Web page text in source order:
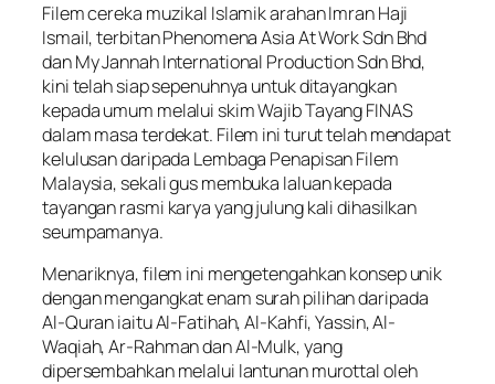
Filem cereka muzikal Islamik arahan Imran Haji
Ismail, terbitan Phenomena Asia At Work Sdn Bhd
dan My Jannah International Production Sdn Bhd,
kini telah siap sepenuhnya untuk ditayangkan
kepada umum melalui skim Wajib Tayang FINAS
dalam masa terdekat. Filem ini turut telah mendapat
kelulusan daripada Lembaga Penapisan Filem
Malaysia, sekali gus membuka laluan kepada
tayangan rasmi karya yang julung kali dihasilkan
seumpamanya.
Menariknya, filem ini mengetengahkan konsep unik
dengan mengangkat enam surah pilihan daripada
Al-Quran iaitu Al-Fatihah, Al-Kahfi, Yassin, Al-
Waqiah, Ar-Rahman dan Al-Mulk, yang
dipersembahkan melalui lantunan murottal oleh